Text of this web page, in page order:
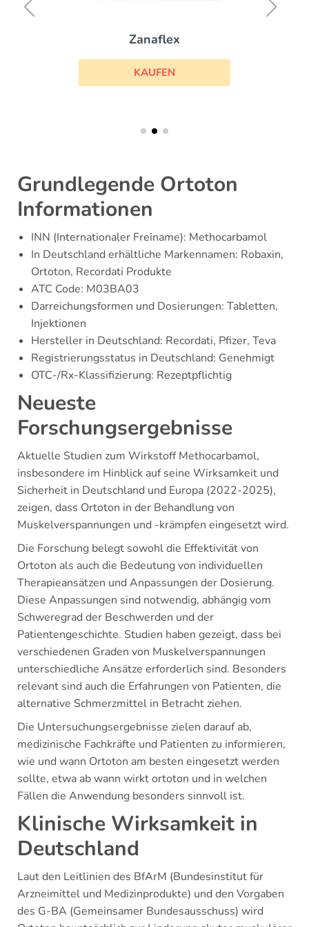
Zanaflex
KAUFEN
Grundlegende Ortoton
Informationen
INN (Internationaler Freiname): Methocarbamol
In Deutschland erhältliche Markennamen: Robaxin,
Ortoton, Recordati Produkte
ATC Code: M03BA03
Darreichungsformen und Dosierungen: Tabletten,
Injektionen
Hersteller in Deutschland: Recordati, Pfizer, Teva
Registrierungsstatus in Deutschland: Genehmigt
OTC-/Rx-Klassifizierung: Rezeptpflichtig
Neueste
Forschungsergebnisse
Aktuelle Studien zum Wirkstoff Methocarbamol,
insbesondere im Hinblick auf seine Wirksamkeit und
Sicherheit in Deutschland und Europa (2022-2025),
zeigen, dass Ortoton in der Behandlung von
Muskelverspannungen und -krämpfen eingesetzt wird.
Die Forschung belegt sowohl die Effektivität von
Ortoton als auch die Bedeutung von individuellen
Therapieansätzen und Anpassungen der Dosierung.
Diese Anpassungen sind notwendig, abhängig vom
Schweregrad der Beschwerden und der
Patientengeschichte. Studien haben gezeigt, dass bei
verschiedenen Graden von Muskelverspannungen
unterschiedliche Ansätze erforderlich sind. Besonders
relevant sind auch die Erfahrungen von Patienten, die
alternative Schmerzmittel in Betracht ziehen.
Die Untersuchungsergebnisse zielen darauf ab,
medizinische Fachkräfte und Patienten zu informieren,
wie und wann Ortoton am besten eingesetzt werden
sollte, etwa ab wann wirkt ortoton und in welchen
Fällen die Anwendung besonders sinnvoll ist.
Klinische Wirksamkeit in
Deutschland
Laut den Leitlinien des BfArM (Bundesinstitut für
Arzneimittel und Medizinprodukte) und den Vorgaben
des G-BA (Gemeinsamer Bundesausschuss) wird